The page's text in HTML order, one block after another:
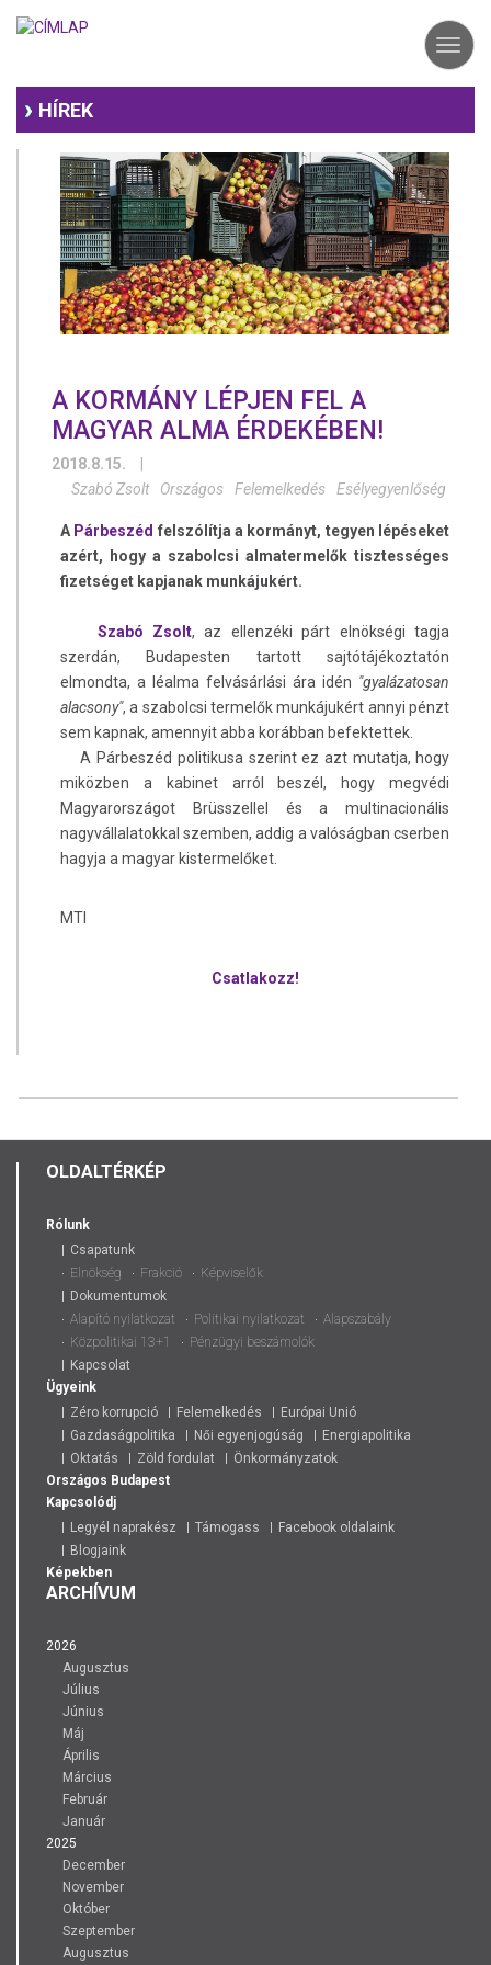
HÍREK
A KORMÁNY LÉPJEN FEL A
MAGYAR ALMA ÉRDEKÉBEN!
2018.8.15.
Szabó Zsolt
Országos Felemelkedés Esélyegyenlőség
A Párbeszéd felszólítja a kormányt, tegyen lépéseket
azért, hogy a szabolcsi almatermelők tisztességes
fizetséget kapjanak munkájukért.
Szabó Zsolt, az ellenzéki párt elnökségi tagja
szerdán, Budapesten tartott sajtótájékoztatón
elmondta, a léalma felvásárlási ára idén "gyalázatosan
alacsony", a szabolcsi termelők munkájukért annyi pénzt
sem kapnak, amennyit abba korábban befektettek.
A Párbeszéd politikusa szerint ez azt mutatja, hogy
miközben a kabinet arról beszél, hogy megvédi
Magyarországot Brüsszellel és a multinacionális
nagyvállalatokkal szemben, addig a valóságban cserben
hagyja a magyar kistermelőket.
MTI
Csatlakozz!
OLDALTÉRKÉP
Rólunk
Csapatunk
Elnökség
Frakció
Képviselők
Dokumentumok
Alapító nyilatkozat
Politikai nyilatkozat
Alapszabály
Közpolitikai 13+1
Pénzügyi beszámolók
Kapcsolat
Ügyeink
Zéro korrupció
Felemelkedés
Európai Unió
Gazdaságpolitika
Női egyenjogúság
Energiapolitika
Oktatás
Zöld fordulat
Önkormányzatok
Országos Budapest
Kapcsolódj
Legyél naprakész
Támogass
Facebook oldalaink
Blogjaink
Képekben
ARCHÍVUM
2026
Augusztus
Július
Június
Máj
Április
Március
Február
Január
2025
December
November
Október
Szeptember
Augusztus